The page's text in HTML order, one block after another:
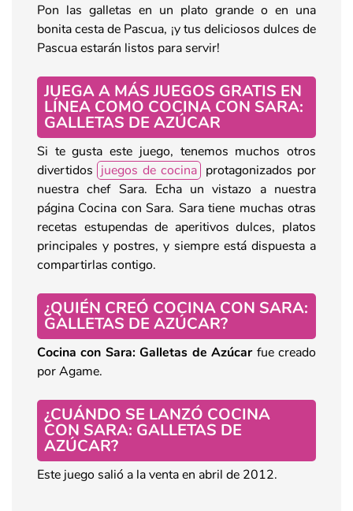
Pon las galletas en un plato grande o en una
bonita cesta de Pascua, ¡y tus deliciosos dulces de
Pascua estarán listos para servir!
JUEGA A MÁS JUEGOS GRATIS EN
LÍNEA COMO COCINA CON SARA:
GALLETAS DE AZÚCAR
Si te gusta este juego, tenemos muchos otros
divertidos juegos de cocina protagonizados por
nuestra chef Sara. Echa un vistazo a nuestra
página Cocina con Sara. Sara tiene muchas otras
recetas estupendas de aperitivos dulces, platos
principales y postres, y siempre está dispuesta a
compartirlas contigo.
¿QUIÉN CREÓ COCINA CON SARA:
GALLETAS DE AZÚCAR?
Cocina con Sara: Galletas de Azúcarfue creado
por Agame.
¿CUÁNDO SE LANZÓ COCINA
CON SARA: GALLETAS DE
AZÚCAR?
Este juego salió a la venta en abril de 2012.